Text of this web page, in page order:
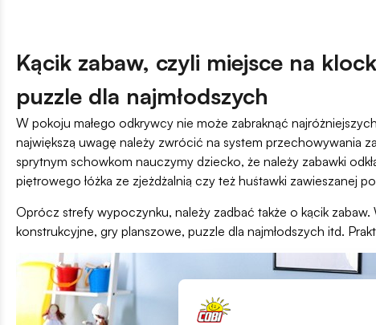
Kącik zabaw, czyli miejsce na
puzzle dla najmłodszych
W pokoju małego odkrywcy nie może zabraknąć
największą uwagę należy zwrócić na system przechowywania
sprytnym schowkom nauczymy dziecko, że należy zabawki
piętrowego łóżka ze zjeżdżalnią czy też huśtawki zawieszanej
Oprócz strefy wypoczynku, należy zadbać także o kącik
konstrukcyjne, gry planszowe, puzzle dla najmłodszych itd.